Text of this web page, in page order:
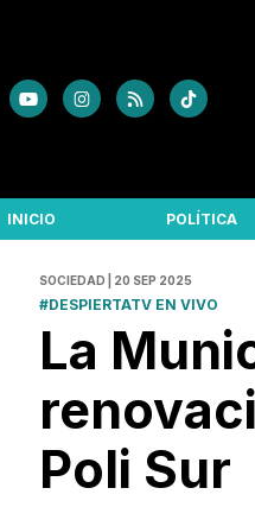
INICIO POLÍTICA
SOCIEDAD | 20 SEP 2025
#DESPIERTATV EN VIVO
La
Poli Sur